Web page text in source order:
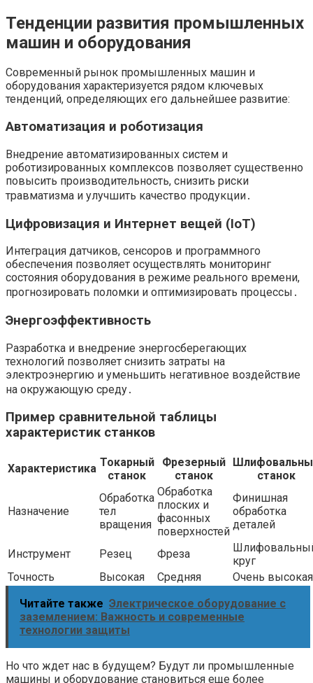
Тенденции развития промышленных
машин и оборудования
Современный рынок промышленных машин и
оборудования характеризуется рядом ключевых
тенденций, определяющих его дальнейшее развитие:
Автоматизация и роботизация
Внедрение автоматизированных систем и
роботизированных комплексов позволяет существенно
повысить производительность, снизить риски
травматизма и улучшить качество продукции․
Цифровизация и Интернет вещей (IoT)
Интеграция датчиков, сенсоров и программного
обеспечения позволяет осуществлять мониторинг
состояния оборудования в режиме реального времени,
прогнозировать поломки и оптимизировать процессы․
Энергоэффективность
Разработка и внедрение энергосберегающих
технологий позволяет снизить затраты на
электроэнергию и уменьшить негативное воздействие
на окружающую среду․
Пример сравнительной таблицы
характеристик станков
Характеристика Токарный
станок
Фрезерный
станок
станок
Назначение
Обработка
тел
вращения
Обработка
плоских и
фасонных
поверхностей
Финишная
обработка
деталей
Инструмент Резец Фреза
круг
Точность
Высокая Средняя
Очень высокая
Читайте также Электрическое оборудование с
заземлением: Важность и современные
технологии защиты
Но что ждет нас в будущем? Будут ли промышленные
машины и оборудование становиться еще более